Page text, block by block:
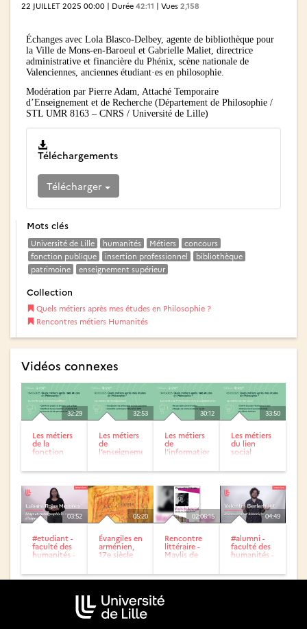
22 JUILLET 2025 00:00 | Durée 42:11 | Vues 2,158
Échanges avec Lola Blasco-Delbey, agente de bibliothèque pour
la Ville de Mons-en-Baroeul et Gabrielle Maliet, directrice
administrative et financière du Phénix, scène nationale de
Valenciennes, anciennes étudiant·es en philosophie.
Modération par Pierre Adam, Attaché Temporaire
d’Enseignement et de Recherche (Département de Philosophie /
STL UMR 8163 – CNRS / Université de Lille)
Téléchargements
Télécharger
Mots clés
Université de Lille humanités Métiers
concours
fonction publique
insertion professionnel
bibliothèque
patrimoine
enseignement supérieur
Collection
Quels métiers après mes études en Philosophie ?
Rencontres métiers Humanités
Vidéos connexes
32:29
Les métiers
de la
fonction
32:53
Les métiers
de
l’enseignement
30:12
Les métiers
de
l’information
33:50
Les métiers
du lien
social
03:52
#etudiant -
faculté des
humanités -
Mesones
05:20
Évangiles en
arménien,
17e siècle
02:06:15
Rencontre
littéraire -
Maylis de
04:49
#alumni -
faculté des
humanités -